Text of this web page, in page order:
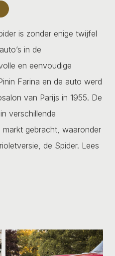
is zonder enige twijfel
in de
en eenvoudige
Farina en de auto werd
van Parijs in 1955. De
verschillende
gebracht, waaronder
de Spider. Lees